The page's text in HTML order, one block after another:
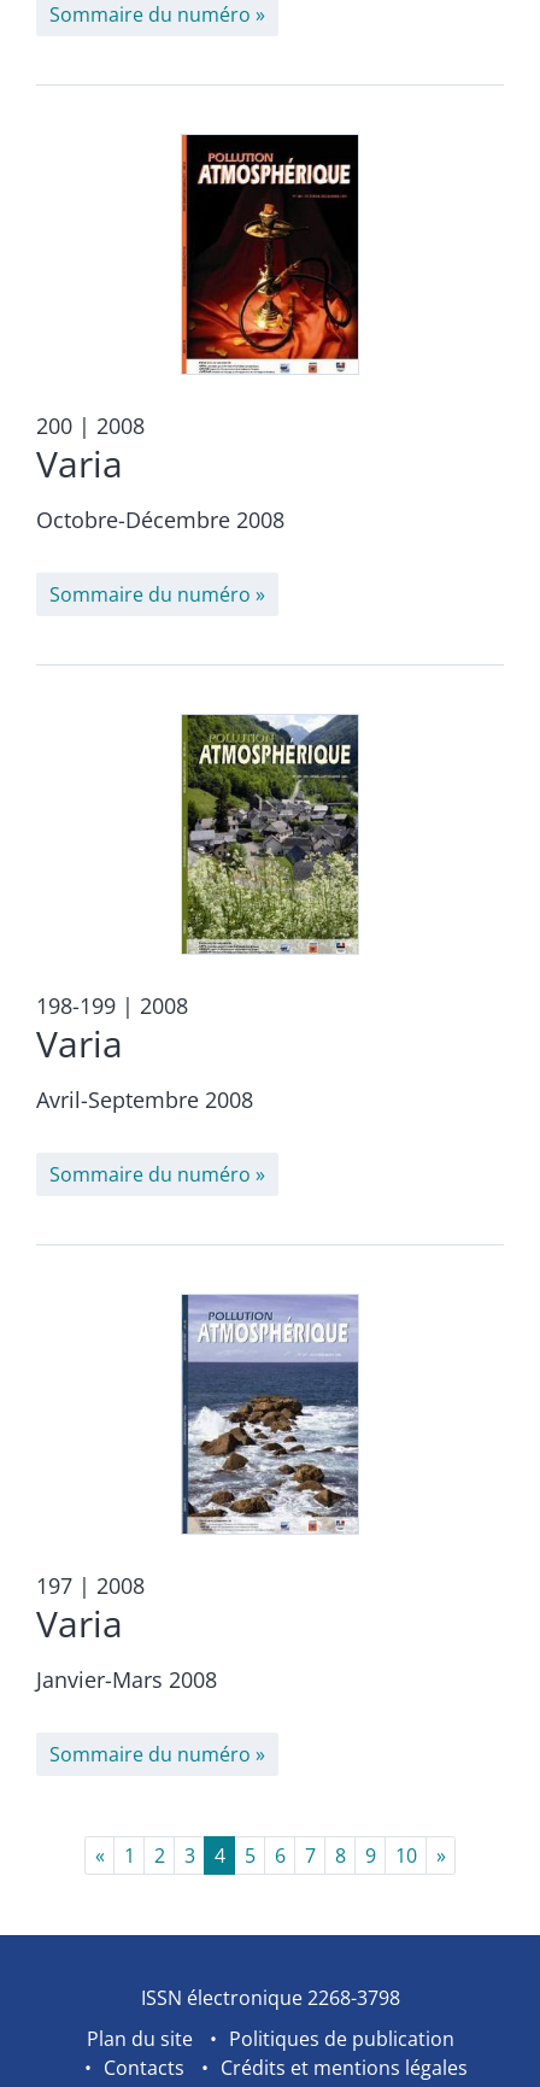
Sommaire du numéro
200 | 2008
Varia
Octobre-Décembre 2008
Sommaire du numéro
198-199 | 2008
Varia
Avril-Septembre 2008
Sommaire du numéro
197 | 2008
Varia
Janvier-Mars 2008
Sommaire du numéro
« 1 2 3 4 5 6 7 8 9 10 »
ISSN électronique 2268-3798
Plan du site
Politiques de publication
Contacts
Crédits et mentions légales